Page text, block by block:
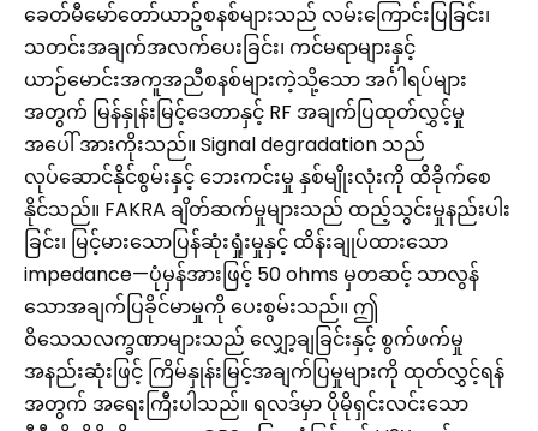
ခေတ်မီမော်တော်ယာဥ်စနစ်များသည် လမ်းကြောင်းပြခြင်း၊
သတင်းအချက်အလက်ပေးခြင်း၊ ကင်မရာများနှင့်
ယာဉ်မောင်းအကူအညီစနစ်များကဲ့သို့သော အင်္ဂါရပ်များ
အတွက် မြန်နှုန်းမြင့်ဒေတာနှင့် RF အချက်ပြထုတ်လွှင့်မှု
အပေါ် အားကိုးသည်။ Signal degradation သည်
လုပ်ဆောင်နိုင်စွမ်းနှင့် ဘေးကင်းမှု နှစ်မျိုးလုံးကို ထိခိုက်စေ
နိုင်သည်။ FAKRA ချိတ်ဆက်မှုများသည် ထည့်သွင်းမှုနည်းပါး
ခြင်း၊ မြင့်မားသောပြန်ဆုံးရှုံးမှုနှင့် ထိန်းချုပ်ထားသော
impedance—ပုံမှန်အားဖြင့် 50 ohms မှတဆင့် သာလွန်
သောအချက်ပြခိုင်မာမှုကို ပေးစွမ်းသည်။ ဤ
ဝိသေသလက္ခဏာများသည် လျှော့ချခြင်းနှင့် စွက်ဖက်မှု
အနည်းဆုံးဖြင့် ကြိမ်နှုန်းမြင့်အချက်ပြမှုများကို ထုတ်လွှင့်ရန်
အတွက် အရေးကြီးပါသည်။ ရလဒ်မှာ ပိုမိုရှင်းလင်းသော